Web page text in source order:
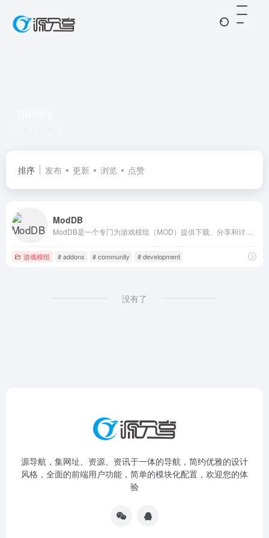
排序 发布 更新 浏览 点赞
ModDB
游戏模组 # addons # community # development
没有了
源导航，集网址、资源、资讯于一体的导航，简约优雅的设计
风格，全面的前端用户功能，简单的模块化配置，欢迎您的体
验